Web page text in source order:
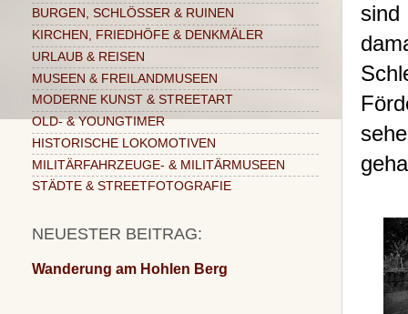
BURGEN, SCHLÖSSER & RUINEN
KIRCHEN, FRIEDHÖFE & DENKMÄLER
URLAUB & REISEN
MUSEEN & FREILANDMUSEEN
MODERNE KUNST & STREETART
OLD- & YOUNGTIMER
HISTORISCHE LOKOMOTIVEN
MILITÄRFAHRZEUGE- & MILITÄRMUSEEN
STÄDTE & STREETFOTOGRAFIE
NEUESTER BEITRAG:
Wanderung am Hohlen Berg